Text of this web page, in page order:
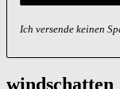
Ich versende keinen
windschatten